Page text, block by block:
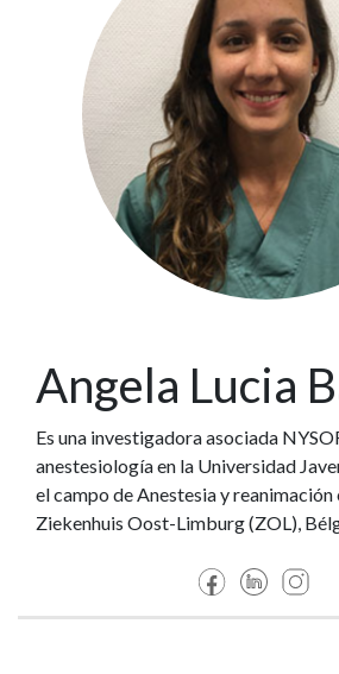
Angela Lucia
Es una investigadora asociada
anestesiología en la Universidad
el campo de Anestesia y
Ziekenhuis Oost-Limburg (ZOL),